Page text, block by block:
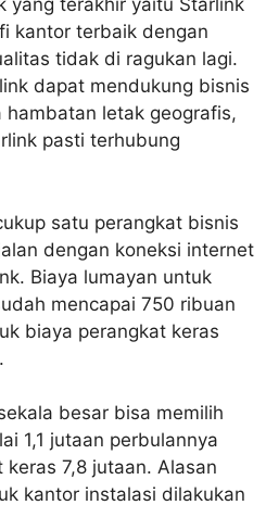
yang terakhir yaitu Starlink
kantor terbaik dengan
tidak di ragukan lagi.
dapat mendukung bisnis
letak geografis,
pasti terhubung
satu perangkat bisnis
dengan koneksi internet
Biaya lumayan untuk
mencapai 750 ribuan
biaya perangkat keras
besar bisa memilih
1,1 jutaan perbulannya
7,8 jutaan. Alasan
kantor instalasi dilakukan